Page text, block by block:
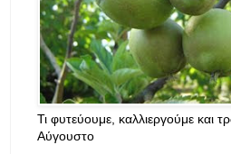
Τι φυτεύουμε, καλλιεργούμε και
Αύγουστο